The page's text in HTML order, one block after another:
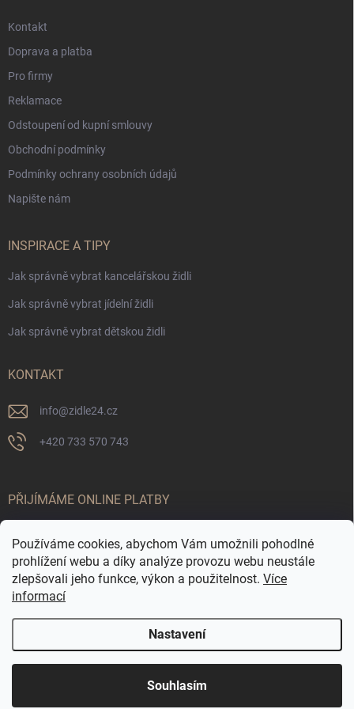
Používáme cookies, abychom Vám umožnili pohodlné
prohlížení webu a díky analýze provozu webu neustále
zlepšovali jeho funkce, výkon a použitelnost. Více
informací
Nastavení
Souhlasím
vybrané produkty. Akce platí pouze po omezenou
Kontakt
Doprava a platba
Pro firmy
Reklamace
Odstoupení od kupní smlouvy
Obchodní podmínky
Podmínky ochrany osobních údajů
Napište nám
INSPIRACE A TIPY
Jak správně vybrat kancelářskou židli
Jak správně vybrat jídelní židli
Jak správně vybrat dětskou židli
KONTAKT
info@zidle24.cz
+420 733 570 743
PŘIJÍMÁME ONLINE PLATBY
Židle24.cz . Všechna práva vyhrazena.